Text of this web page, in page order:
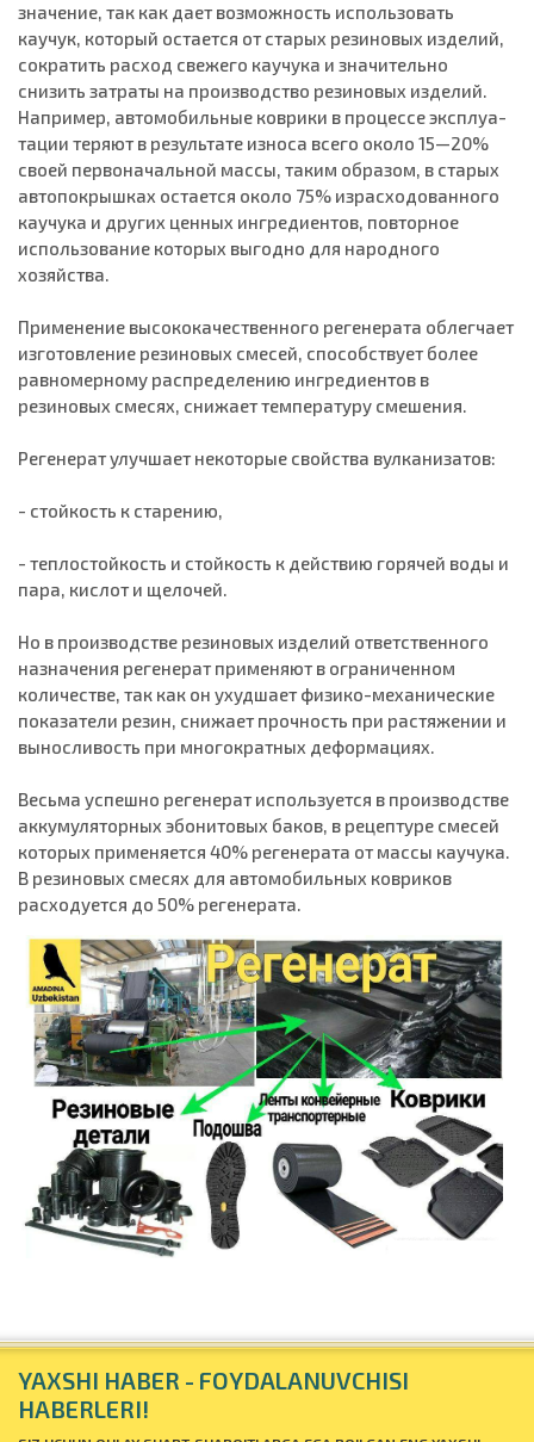
значе­ние, так как дает возможность использовать
каучук, который оста­ется от старых резиновых изделий,
сократить расход свежего кау­чука и значительно
снизить затраты на производство резиновых изделий.
Например, автомобильные коврики в процессе эксплуа­
тации теряют в результате износа всего около 15—20%
своей первоначальной массы, таким образом, в старых
автопокрышках ос­тается около 75% израсходованного
каучука и других ценных ингредиентов, повторное
использование которых выгодно для народного
хозяйства.
Применение высококачественного регенерата облегчает
изготовление резиновых смесей, способствует более
равномерному рас­пределению ингредиентов в
резиновых смесях, снижает температуру смешения.
Регенерат улучшает некоторые свойства вулканизатов:
- стой­кость к старению,
- теплостойкость и стойкость к действию горячей воды и
пара, кислот и щелочей.
Но в производстве резиновых изделий ответственного
назначения регенерат применяют в ограни­ченном
количестве, так как он ухудшает физико-механические
показатели резин, снижает прочность при растяжении и
выносливость при многократных деформациях.
Весьма успешно регенерат используется в производстве
аккумуляторных эбонитовых баков, в рецептуре смесей
которых при­меняется 40% регенерата от массы каучука.
В резиновых смесях для автомобильных ковриков
расходуется до 50% регенерата.
YAXSHI HABER - FOYDALANUVCHISI
HABERLERI!